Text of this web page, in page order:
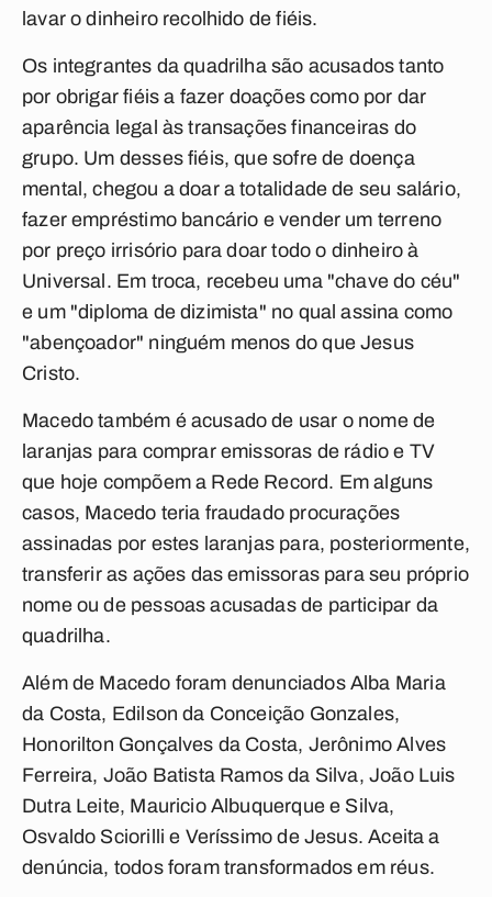
lavar o dinheiro recolhido de fiéis.
Os integrantes da quadrilha são acusados tanto
por obrigar fiéis a fazer doações como por dar
aparência legal às transações financeiras do
grupo. Um desses fiéis, que sofre de doença
mental, chegou a doar a totalidade de seu salário,
fazer empréstimo bancário e vender um terreno
por preço irrisório para doar todo o dinheiro à
Universal. Em troca, recebeu uma "chave do céu"
e um "diploma de dizimista" no qual assina como
"abençoador" ninguém menos do que Jesus
Cristo.
Macedo também é acusado de usar o nome de
laranjas para comprar emissoras de rádio e TV
que hoje compõem a Rede Record. Em alguns
casos, Macedo teria fraudado procurações
assinadas por estes laranjas para, posteriormente,
transferir as ações das emissoras para seu próprio
nome ou de pessoas acusadas de participar da
quadrilha.
Além de Macedo foram denunciados Alba Maria
da Costa, Edilson da Conceição Gonzales,
Honorilton Gonçalves da Costa, Jerônimo Alves
Ferreira, João Batista Ramos da Silva, João Luis
Dutra Leite, Mauricio Albuquerque e Silva,
Osvaldo Sciorilli e Veríssimo de Jesus. Aceita a
denúncia, todos foram transformados em réus.